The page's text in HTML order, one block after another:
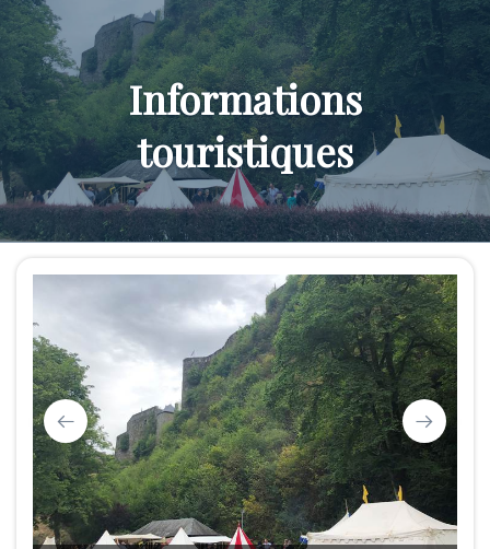
Informations
touristiques